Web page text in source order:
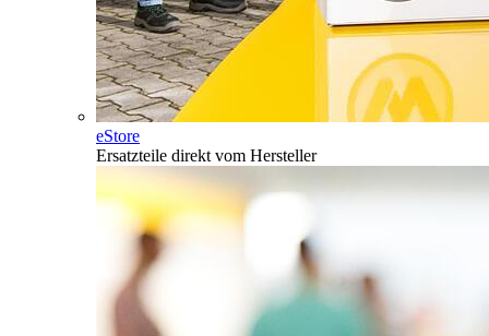
eStore
Ersatzteile direkt vom Hersteller